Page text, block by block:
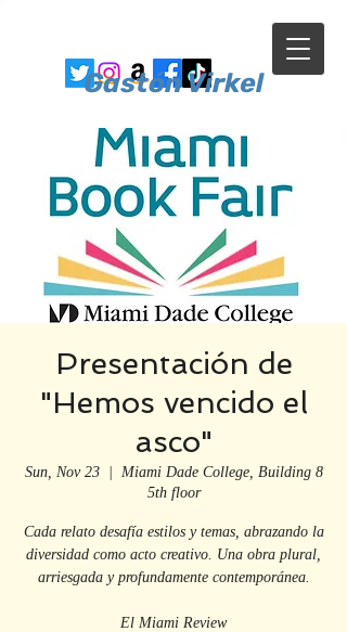
Gastón Virkel
Presentación de
"Hemos vencido el
asco"
Sun, Nov 23
  |
Miami Dade College, Building 8
5th floor
Cada relato desafía estilos y temas, abrazando la
diversidad como acto creativo. Una obra plural,
arriesgada y profundamente contemporánea.
El Miami Review